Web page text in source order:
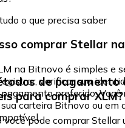
o que precisa saber
comprar Stellar
na Bitnovo é simples e
verificar sua
preferido. Você
carteira Bitnovo ou em
de pagamento
para comprar XLM?
pode comprar Stellar